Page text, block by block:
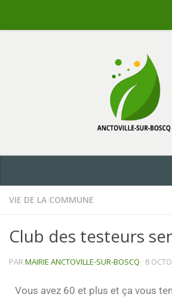
VIE DE LA COMMUNE
Club des testeurs
PARMAIRIE ANCTOVILLE-SUR-BOSCQ · 8
Vous avez 60 et plus et ça vous